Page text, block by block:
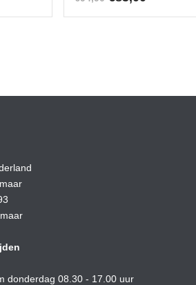
donderdag 08.30 - 17.00 uur